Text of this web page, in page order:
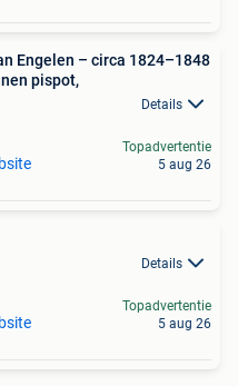
Engelen – circa 1824–1848
pispot,
Details
Topadvertentie
5 aug 26
Details
Topadvertentie
5 aug 26